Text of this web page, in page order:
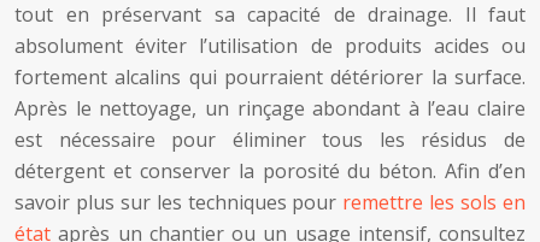
tout en préservant sa capacité de drainage. Il faut
absolument éviter l’utilisation de produits acides ou
fortement alcalins qui pourraient détériorer la surface.
Après le nettoyage, un rinçage abondant à l’eau claire
est nécessaire pour éliminer tous les résidus de
détergent et conserver la porosité du béton. Afin d’en
savoir plus sur les techniques pour remettre les sols en
état après un chantier ou un usage intensif, consultez